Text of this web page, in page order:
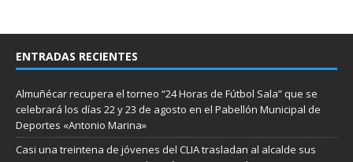
ENTRADAS RECIENTES
Almuñécar recupera el torneo “24 Horas de Fútbol Sala” que se
celebrará los días 22 y 23 de agosto en el Pabellón Municipal de
Deportes «Antonio Marina»
Casi una treintena de jóvenes del CLIA trasladan al alcalde sus